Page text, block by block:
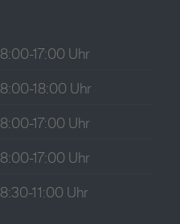
8:00-17:00 Uhr
8:00-18:00 Uhr
8:00-17:00 Uhr
8:00-17:00 Uhr
8:30-11:00 Uhr